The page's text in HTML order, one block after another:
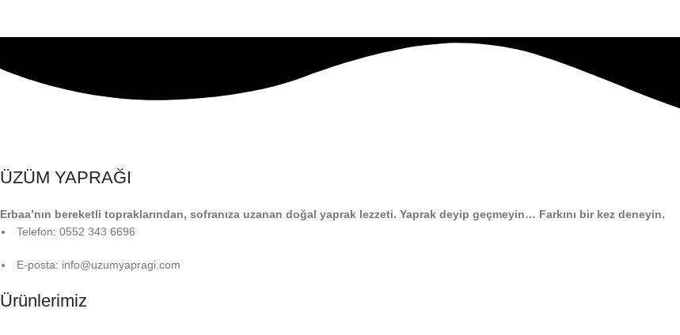
ÜZÜM YAPRAĞI
Erbaa’nın bereketli topraklarından, sofranıza uzanan doğal yaprak lezzeti. Yaprak deyip geçmeyin… Farkını bir kez deneyin.
Telefon: 0552 343 6696
E-posta: info@uzumyapragi.com
Ürünlerimiz